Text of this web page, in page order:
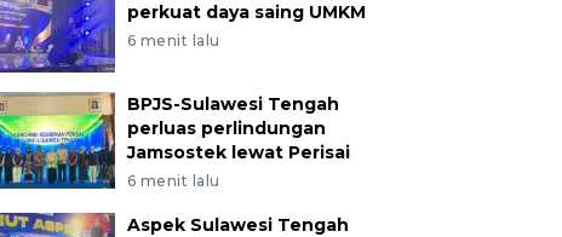
perkuat daya saing UMKM
6 menit lalu
BPJS-Sulawesi Tengah
perluas perlindungan
Jamsostek lewat Perisai
6 menit lalu
Aspek Sulawesi Tengah